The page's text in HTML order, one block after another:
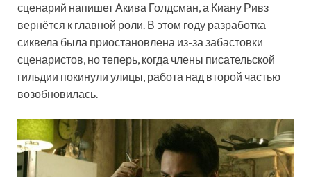
сценарий напишет Акива Голдсман, а Киану Ривз
вернётся к главной роли. В этом году разработка
сиквела была приостановлена из-за забастовки
сценаристов, но теперь, когда члены писательской
гильдии покинули улицы, работа над второй частью
возобновилась.